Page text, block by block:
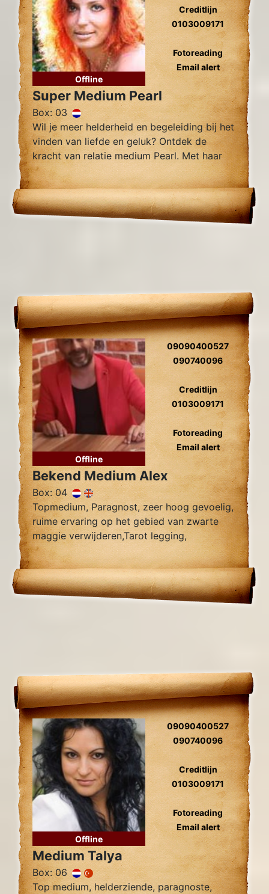
Offline
Creditlijn
0103009171
Fotoreading
Email alert
Super Medium Pearl
Box: 03
Wil je meer helderheid en begeleiding bij het
vinden van liefde en geluk? Ontdek de
kracht van relatie medium Pearl. Met haar
intuïtieve vermogens en nauwkeurige
inzichten kan Pearl je helpen bij het
begrijpen van je huidige situatie.
Offline
09090400527
090740096
Creditlijn
0103009171
Fotoreading
Email alert
Bekend Medium Alex
Box: 04
Topmedium, Paragnost, zeer hoog gevoelig,
ruime ervaring op het gebied van zwarte
maggie verwijderen,Tarot legging,
Zielsliefde, Tweelingzielen, Relatie
problemen
Offline
09090400527
090740096
Creditlijn
0103009171
Fotoreading
Email alert
Medium Talya
Box: 06
Top medium, helderziende, paragnoste,